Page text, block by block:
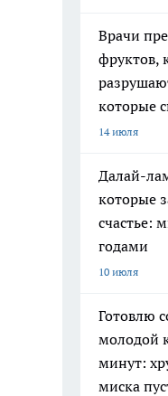
Врачи
фруктов,
которые
14 июля
Далай-
которые
счастье:
годами
10 июля
Готовлю
молодой
минут:
миска